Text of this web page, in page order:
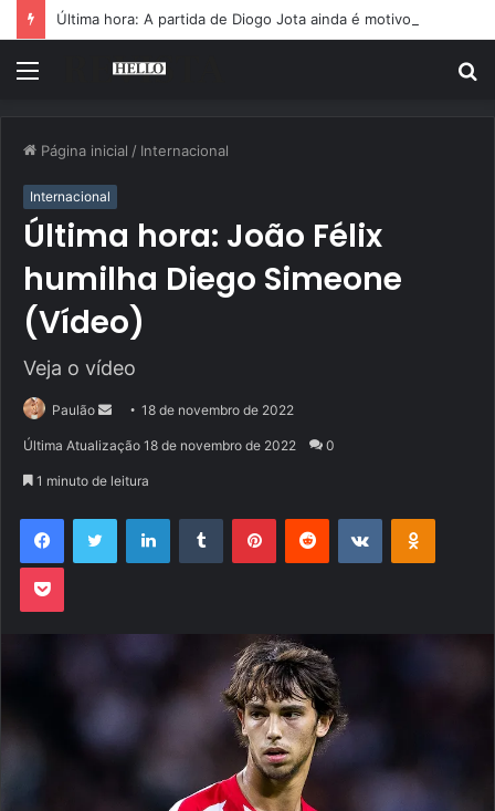
Menu
Página inicial / Internacional
Internacional
Última hora: João Félix
humilha Diego Simeone
(Vídeo)
Veja o vídeo
Paulão
Mande
mail
18 de novembro de 2022
Última Atualização 18 de novembro de 2022 0
1 minuto de leitura
FacebookTwitter LinkedinTumblr PinterestReddit VK OK
Pocket